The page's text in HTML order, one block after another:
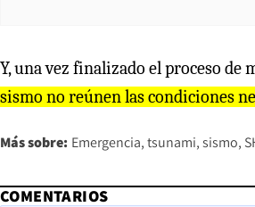
Y, una vez finalizado el proceso
sismo no reúnen las condiciones
Más sobre: Emergencia tsunami sismo
COMENTARIOS